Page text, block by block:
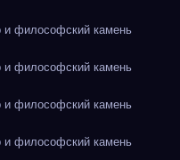
философский камень
философский камень
философский камень
философский камень